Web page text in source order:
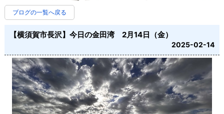
ブログの一覧へ戻る
【横須賀市長沢】今日の金田湾 2月14日（金）
2025-02-14